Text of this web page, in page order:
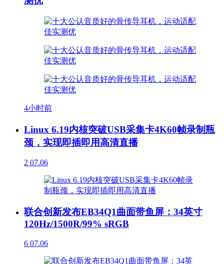
4小时前
Linux 6.19内核突破USB采集卡4K60帧录制瓶
颈，实现即插即用高清直播
2 07.06
联合创新发布EB34Q1曲面带鱼屏：34英寸
120Hz/1500R/99% sRGB
6 07.06